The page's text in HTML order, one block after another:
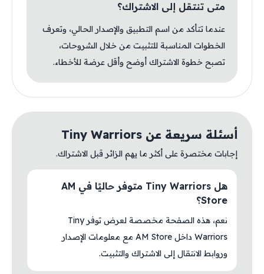
متى تنتقل إلى الاشتراك؟
عندما تتأكد من اسم التطبيق والإصدار الحالي، وتعرف
الخطوات المناسبة للتثبيت من خلال الشروحات،
تصبح خطوة الاشتراك أوضح وأقل عرضة للأخطاء.
أسئلة سريعة عن Tiny Warriors
إجابات مختصرة على أكثر ما يهم الزائر قبل الاشتراك.
هل Tiny Warriors متوفر حاليًا في AM
Store؟
نعم، هذه الصفحة مخصصة لعرض توفر Tiny
Warriors داخل AM Store مع معلومات الإصدار
وروابط الانتقال إلى الاشتراك والتثبيت.